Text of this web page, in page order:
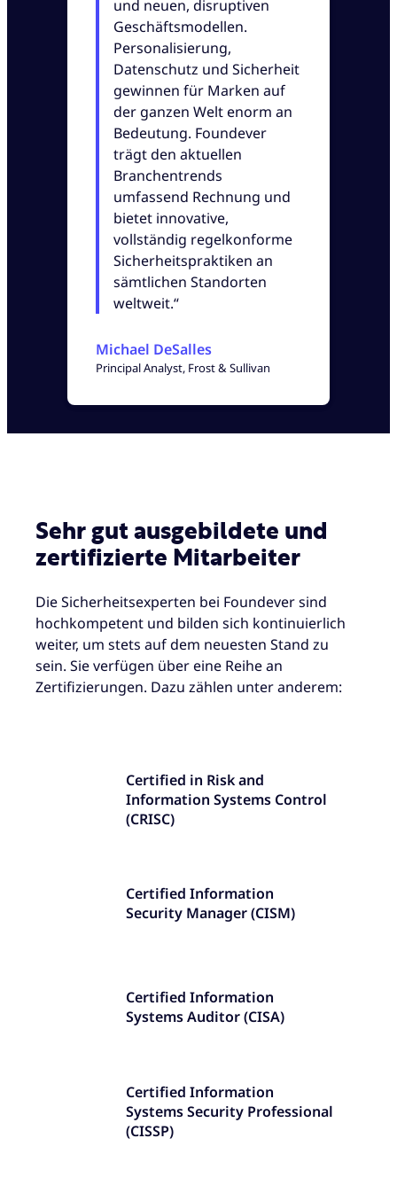
und neuen, disruptiven
Geschäftsmodellen.
Personalisierung,
Datenschutz und Sicherheit
gewinnen für Marken auf
der ganzen Welt enorm an
Bedeutung. Foundever
trägt den aktuellen
Branchentrends
umfassend Rechnung und
bietet innovative,
vollständig regelkonforme
Sicherheitspraktiken an
sämtlichen Standorten
weltweit.“
Michael DeSalles
Principal Analyst, Frost & Sullivan
Sehr gut ausgebildete und
zertifizierte Mitarbeiter
Die Sicherheitsexperten bei Foundever sind
hochkompetent und bilden sich kontinuierlich
weiter, um stets auf dem neuesten Stand zu
sein. Sie verfügen über eine Reihe an
Zertifizierungen. Dazu zählen unter anderem:
Certified in Risk and
Information Systems Control
(CRISC)
Certified Information
Security Manager (CISM)
Certified Information
Systems Auditor (CISA)
Certified Information
Systems Security Professional
(CISSP)